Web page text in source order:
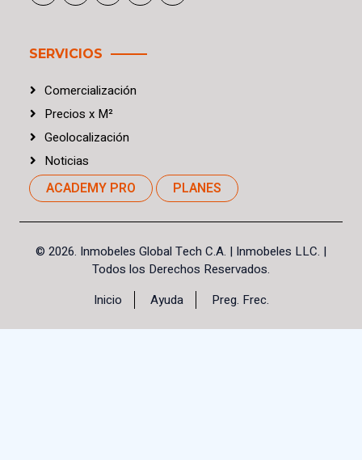
SERVICIOS
Comercialización
Precios x M²
Geolocalización
Noticias
ACADEMY PRO PLANES
© 2026. Inmobeles Global Tech C.A. | Inmobeles LLC. |
Todos los Derechos Reservados.
Inicio
Ayuda Preg. Frec.